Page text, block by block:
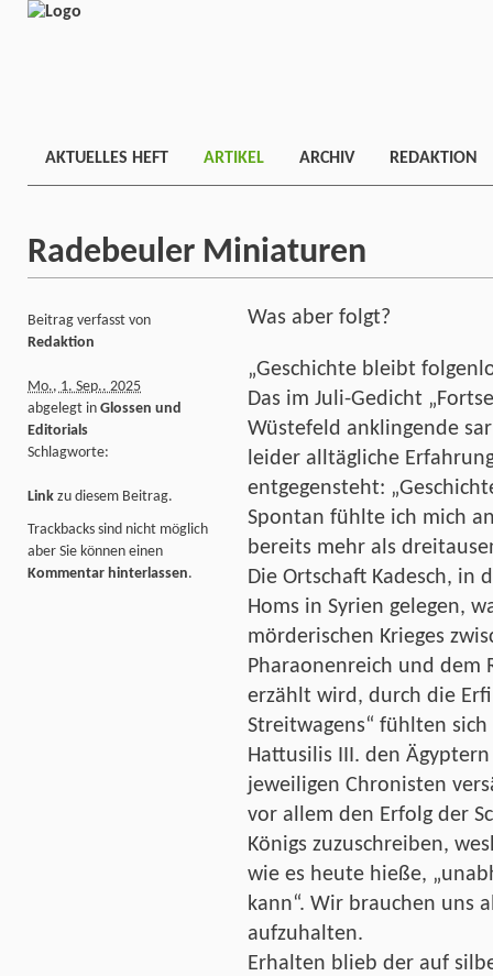
AKTUELLES HEFT ARTIKEL ARCHIV REDAKTION
Radebeuler Miniaturen
Was aber folgt?
„Geschichte bleibt
Das im Juli-Gedicht
Wüstefeld anklingende
leider alltägliche
entgegensteht:
Spontan fühlte ich mich
bereits mehr als
Die Ortschaft Kadesch, in
Homs in Syrien gelegen,
mörderischen Krieges
Pharaonenreich und dem
erzählt wird, durch die
Streitwagens“ fühlten
Hattusilis III. den
jeweiligen Chronisten
vor allem den Erfolg der
Königs zuzuschreiben,
wie es heute hieße,
kann“. Wir brauchen uns
aufzuhalten.
Erhalten blieb der auf
Beitrag verfasst von
Redaktion
Mo., 1. Sep.. 2025
abgelegt in Glossen und
Editorials
Schlagworte:
Link zu diesem Beitrag.
Trackbacks sind nicht möglich
aber Sie können einen
Kommentar hinterlassen.